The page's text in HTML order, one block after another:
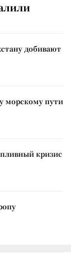
добивают
морскому пути
кризис